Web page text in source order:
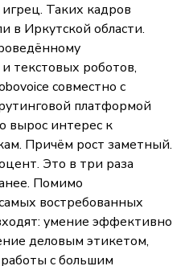
Таких кадров
в Иркутской области.
текстовых роботов,
совместно с
платформой
вырос интерес к
Причём рост заметный.
Это в три раза
Помимо
востребованных
умение эффективно
деловым этикетом,
с большим